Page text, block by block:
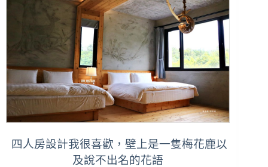
四人房設計我很喜歡，壁上是一隻梅花鹿以
及說不出名的花語